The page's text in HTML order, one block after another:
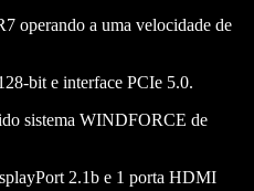
operando a uma velocidade de
bit e interface PCIe 5.0.
sistema WINDFORCE de
2.1b e 1 porta HDMI